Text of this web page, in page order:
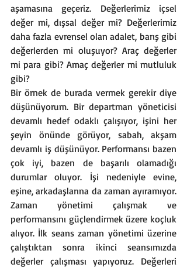
aşamasına geçeriz. Değerlerimiz içsel
değer mi, dışsal değer mi? Değerlerimiz
daha fazla evrensel olan adalet, barış gibi
değerlerden mi oluşuyor? Araç değerler
mi para gibi? Amaç değerler mi mutluluk
gibi?
Bir örnek de burada vermek gerekir diye
düşünüyorum. Bir departman yöneticisi
devamlı hedef odaklı çalışıyor, işini her
şeyin önünde görüyor, sabah, akşam
devamlı iş düşünüyor. Performansı bazen
çok iyi, bazen de başarılı olamadığı
durumlar oluyor. İşi nedeniyle evine,
eşine, arkadaşlarına da zaman ayıramıyor.
Zaman yönetimi çalışmak ve
performansını güçlendirmek üzere koçluk
alıyor. İlk seans zaman yönetimi üzerine
çalıştıktan sonra ikinci seansımızda
değerler çalışması yapıyoruz. Değerleri